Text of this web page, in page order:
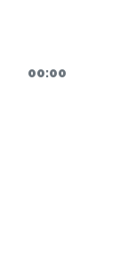
00:00